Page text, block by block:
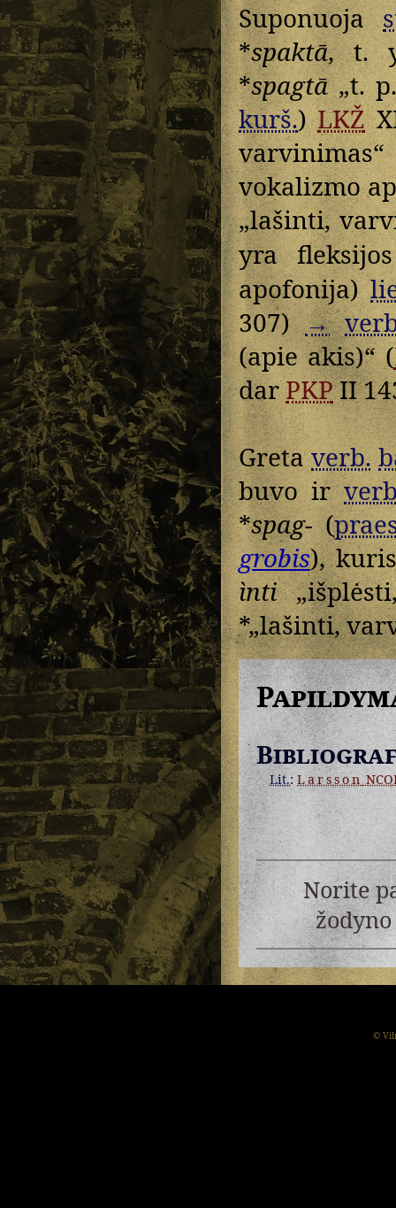
Suponuoja
*spaktā, t.
*spagtā„t.
kurš.)LKŽ
vokalizmo
„lašinti,
yra
apofonija)
307)→
(apie akis)“ (
darPKPII
Gretaverb.
buvo ir
*spag-(
grobis),
ìnti
*„lašinti,
Lit.:Larsson
Norite
©